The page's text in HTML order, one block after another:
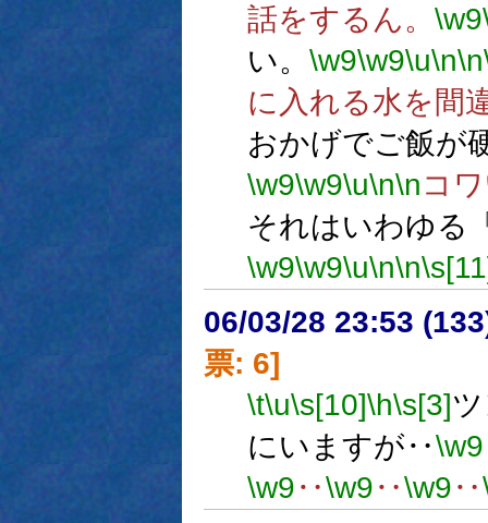
話をするん。 \w9
い。 \w9\w9\u\n\n
に入れる水を間
おかげでご飯が
\w9\w9\u\n\nコ
それはいわゆる
\w9\w9\u\n\n
06/03/28 23:53
票: 6]
\t\u\s[10]\h\s[3]
にいますが‥\w9
\w9‥\w9‥\w9‥